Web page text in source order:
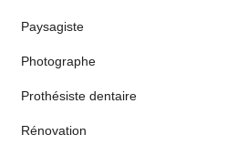
Paysagiste
Photographe
Prothésiste dentaire
Rénovation